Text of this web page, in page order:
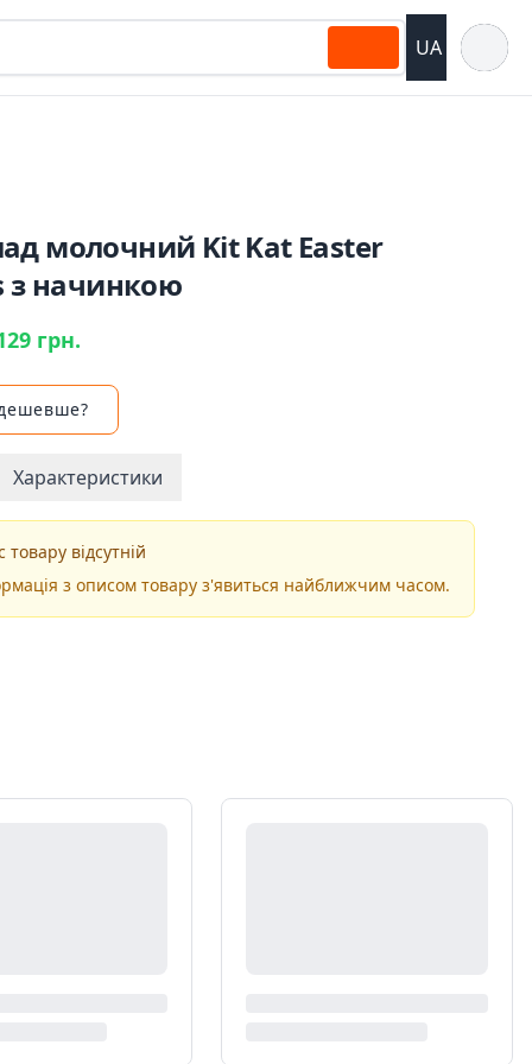
UA
молочний Kit Kat Easter
з начинкою
грн.
Характеристики
товару відсутній
з описом товару з'явиться найближчим часом.